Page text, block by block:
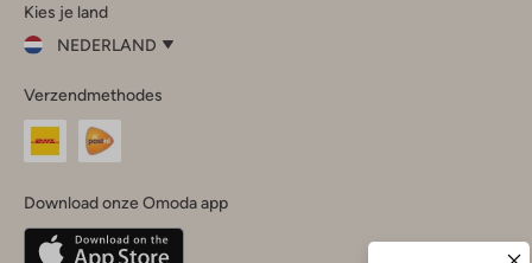
InstagramFacebook
Kies je land
NEDERLAND
je
land
Nederland
Belgique(Français)
Verzendmethodes
Download onze Omoda app